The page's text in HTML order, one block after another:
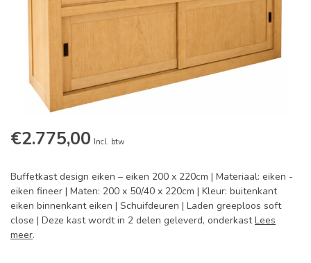
€2.775,00 Incl. btw
Buffetkast design eiken – eiken 200 x 220cm | Materiaal: eiken -
eiken fineer | Maten: 200 x 50/40 x 220cm | Kleur: buitenkant
eiken binnenkant eiken | Schuifdeuren | Laden greeploos soft
close | Deze kast wordt in 2 delen geleverd, onderkastLees
meer.